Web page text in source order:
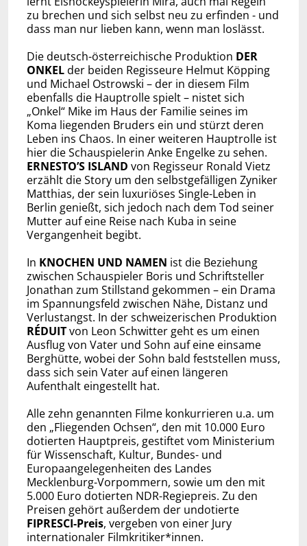
zu brechen und sich selbst neu zu erfinden - und
dass man nur lieben kann, wenn man loslässt.
Die deutsch-österreichische Produktion DER
ONKELder beiden Regisseure Helmut Köpping
und Michael Ostrowski – der in diesem Film
ebenfalls die Hauptrolle spielt – nistet sich
„Onkel“ Mike im Haus der Familie seines im
Koma liegenden Bruders ein und stürzt deren
Leben ins Chaos. In einer weiteren Hauptrolle ist
hier die Schauspielerin Anke Engelke zu sehen.
ERNESTO’S ISLAND von Regisseur Ronald Vietz
erzählt die Story um den selbstgefälligen Zyniker
Matthias, der sein luxuriöses Single-Leben in
Berlin genießt, sich jedoch nach dem Tod seiner
Mutter auf eine Reise nach Kuba in seine
Vergangenheit begibt.
In KNOCHEN UND NAMEN ist die Beziehung
zwischen Schauspieler Boris und Schriftsteller
Jonathan zum Stillstand gekommen – ein Drama
im Spannungsfeld zwischen Nähe, Distanz und
Verlustangst. In der schweizerischen Produktion
RÉDUITvon Leon Schwitter geht es um einen
Ausflug von Vater und Sohn auf eine einsame
Berghütte, wobei der Sohn bald feststellen muss,
dass sich sein Vater auf einen längeren
Aufenthalt eingestellt hat.
Alle zehn genannten Filme konkurrieren u.a. um
den „Fliegenden Ochsen“, den mit 10.000 Euro
dotierten Hauptpreis, gestiftet vom Ministerium
für Wissenschaft, Kultur, Bundes- und
Europaangelegenheiten des Landes
Mecklenburg-Vorpommern, sowie um den mit
5.000 Euro dotierten NDR-Regiepreis. Zu den
Preisen gehört außerdem der undotierte
FIPRESCI-Preis, vergeben von einer Jury
internationaler Filmkritiker*innen.